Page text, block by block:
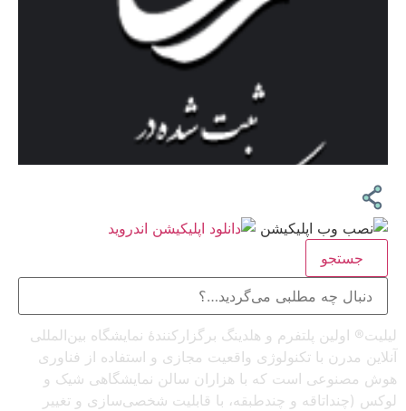
جستجو
لیلیت® اولین پلتفرم و هلدینگ برگزارکنندهٔ نمایشگاه بین‌المللی
آنلاین مدرن با تکنولوژی واقعیت مجازی و استفاده از فناوری
هوش مصنوعی است که با هزاران سالن نمایشگاهی شیک و
لوکس (چنداتاقه و چندطبقه، با قابلیت شخصی‌سازی و تغییر